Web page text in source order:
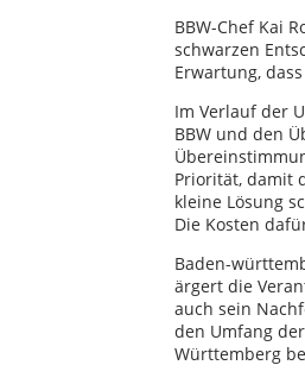
BBW-Chef Kai
schwarzen
Erwartung,
Im Verlauf der
BBW und den
Priorität, damit
kleine Lösung
Die Kosten
Baden-
ärgert die
auch sein
den Umfang
Württemberg